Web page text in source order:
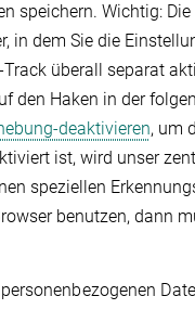
speichern. Wichtig:
in dem Sie die
überall separat
den Haken in der
deaktivieren, um
ist, wird unser
speziellen
benutzen, dann